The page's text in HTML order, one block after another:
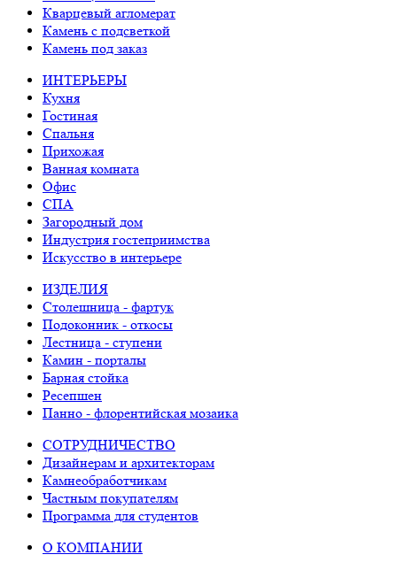
Кварцевый агломерат
Камень с подсветкой
Камень под заказ
ИНТЕРЬЕРЫ
Кухня
Гостиная
Спальня
Прихожая
Ванная комната
Офис
СПА
Загородный дом
Индустрия гостеприимства
Искусство в интерьере
ИЗДЕЛИЯ
Столешница - фартук
Подоконник - откосы
Лестница - ступени
Камин - порталы
Барная стойка
Ресепшен
Панно - флорентийская мозаика
СОТРУДНИЧЕСТВО
Дизайнерам и архитекторам
Камнеобработчикам
Частным покупателям
Программа для студентов
О КОМПАНИИ